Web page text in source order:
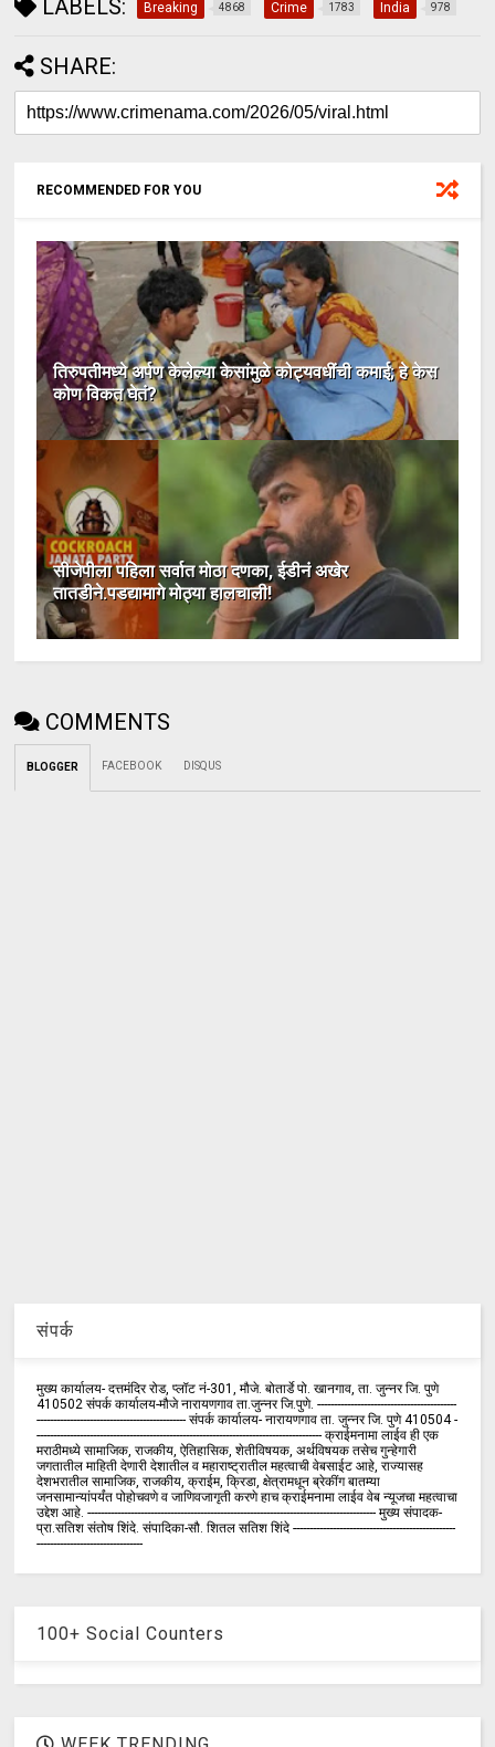
LABELS: Breaking 4868 Crime 1783 India 978
SHARE:
RECOMMENDED FOR YOU
तिरुपतीमध्ये अर्पण केलेल्या केसांमुळे कोट्यवधींची कमाई; हे केस
कोण विकत घेतं?
सीजेपीला पहिला सर्वात मोठा दणका, ईडीनं अखेर
तातडीने.पडद्यामागे मोठ्या हालचाली!
COMMENTS
BLOGGER FACEBOOK DISQUS
संपर्क
मुख्य कार्यालय- दत्तमंदिर रोड, प्लॉट नं-301, मौजे. बोतार्डे पो. खानगाव, ता. जुन्नर जि. पुणे
410502 संपर्क कार्य‍ालय-मौजे नारायणगाव ता.जुन्नर जि.पुणे. ------------------------------------------
--------------------------------------------- संपर्क कार्यालय- नारायणगाव ता. जुन्नर जि. पुणे 410504 -
-------------------------------------------------------------------------------------- क्राईमनामा लाईव ही एक
मराठीमध्ये सामाजिक, राजकीय, ऐतिहासिक, शेतीविषयक, अर्थविषयक तसेच गुन्हेगारी
जगतातील माहिती देणारी देशातील व महाराष्ट्रातील महत्वाची वेबसाईट आहे, राज्यासह
देशभरातील सामाजिक, राजकीय, क्राईम, क्रिडा, क्षेत्रामधून ब्रेकींग बातम्या
जनसामान्यांपर्यंत पोहोचवणे व जाणिवजागृती करणे हाच क्राईमनामा लाईव वेब न्यूजचा महत्वाचा
उद्देश आहे. --------------------------------------------------------------------------------------- मुख्य संपादक-
प्रा.सतिश संतोष शिंदे. संपादिका-सौ. शितल सतिश शिंदे -------------------------------------------------
--------------------------------
100+ Social Counters